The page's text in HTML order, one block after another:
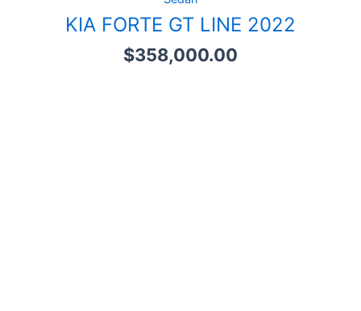
KIA FORTE GT LINE 2022
$358,000.00